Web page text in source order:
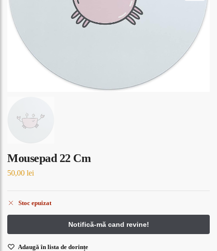
Mousepad 22 Cm
50,00 lei
Stoc epuizat
Adaugă în lista de dorințe